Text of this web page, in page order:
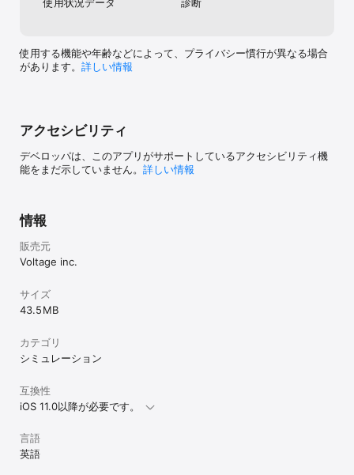
・女性向け無料恋愛アプリ、乙女ゲームに目がない
・恋人、彼氏にナイショで恋がしてみたい
・ファッション、コスメ、インテリアが好き
・伊賀忍者、甲賀忍者などに詳しい
・毎日無料で配布されるアイテムで楽しみたい
そのほか、すべての女子・乙女におすすめ！恋愛ゲームの決定版！
1-サービス内容
●「ごーるどぷらん」(月額10,000円※税込)
・真珠135個を入手
・体力を入手
初月:50個、2カ月目:60個、3カ月目:70個、4カ月目以降:80個
・つぶやき板の最大投稿文字数が100文字になる
・つぶやき板で使えるスタンプ数が48個になる
・真珠80個を入手
・体力を入手
初月:30個、2カ月目:40個、3カ月目以降:50個
・つぶやき板の最大投稿文字数が70文字になる
・つぶやき板で使えるスタンプ数が16個になる
※2つのプランを同時に入会された場合は真珠・体力はそれぞれのプ
スタンプはごーるどぷらんの内容のみが反映されます。
ん、、、、もっ
使用状況データ 診断
使用する機能や年齢などによって、プライバシー慣行が異なる場合
があります。 詳しい情報
アクセシビリティ
デベロッパは、このアプリがサポートしているアクセシビリティ機
能をまだ示していません。 詳しい情報
情報
販売元
Voltage inc.
サイズ
43.5 MB
カテゴリ
シミュレーション
互換性
iOS 11.0以降が必要です。
言語
英語